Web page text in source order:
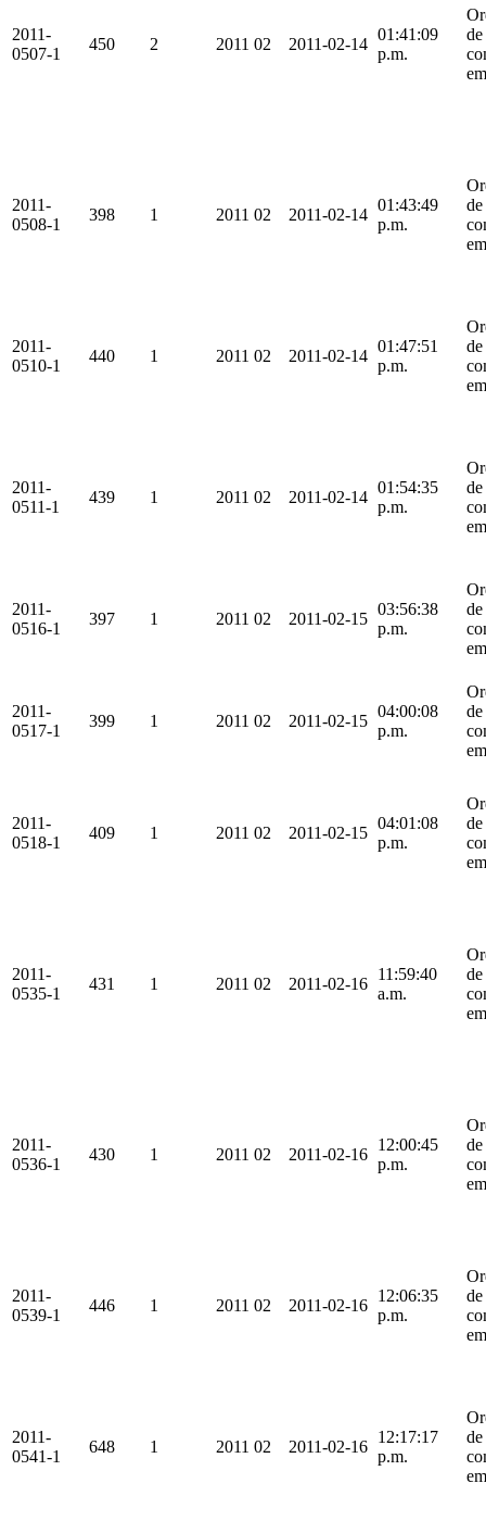
2011-
0507-1
450 2 2011 02 2011-02-14
01:41:09
p.m.
de
2011-
0508-1
398 1 2011 02 2011-02-14
01:43:49
p.m.
de
2011-
0510-1
440 1 2011 02 2011-02-14
01:47:51
p.m.
de
2011-
0511-1
439 1 2011 02 2011-02-14
01:54:35
p.m.
de
2011-
0516-1
397 1 2011 02 2011-02-15
03:56:38
p.m.
de
2011-
0517-1
399 1 2011 02 2011-02-15
04:00:08
p.m.
de
2011-
0518-1
409 1 2011 02 2011-02-15
04:01:08
p.m.
de
2011-
0535-1
431 1 2011 02 2011-02-16
11:59:40
a.m.
de
2011-
0536-1
430 1 2011 02 2011-02-16
12:00:45
p.m.
de
2011-
0539-1
446 1 2011 02 2011-02-16
12:06:35
p.m.
de
2011-
0541-1
648 1 2011 02 2011-02-16
12:17:17
p.m.
de